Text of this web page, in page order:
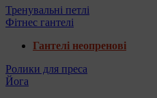
Тренувальні петлі
Фітнес гантелі
Гантелі неопренові
Ролики для преса
Йога